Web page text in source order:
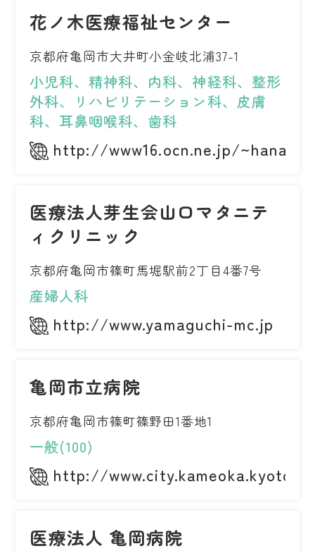
花ノ木医療福祉センター
京都府亀岡市大井町小金岐北浦37-1
小児科、精神科、内科、神経科、整形
外科、リハビリテーション科、皮膚
科、耳鼻咽喉科、歯科
http://www16.ocn.ne.jp/
医療法人芽生会山口マタニテ
ィクリニック
京都府亀岡市篠町馬堀駅前2丁目4番7号
産婦人科
http://www.yamaguchi-mc.jp
亀岡市立病院
京都府亀岡市篠町篠野田1番地1
一般(100)
http://
医療法人 亀岡病院